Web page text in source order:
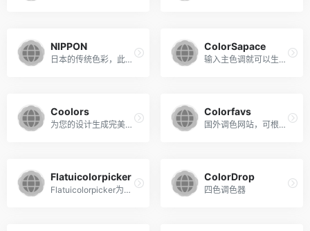
NIPPON
日本的传统色彩，此站点针对Webkit进行了优化。
ColorSapace
输入主色调就可以生成漂亮的调色板、颜色渐变等等！你的空间可以容纳所有与颜色有关的东西！
Coolors
为您的设计生成完美的色彩组合
Colorfavs
国外调色网站，可根据图片识别颜色，拥有大量的优质配色方案。
Flatuicolorpicker
Flatuicolorpicker为您提供平面设计的完美色彩
ColorDrop
四色调色器